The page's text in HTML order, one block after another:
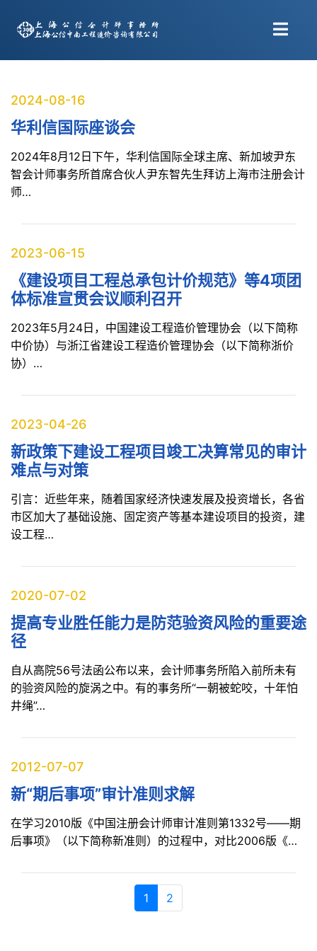
2024-08-16
华利信国际座谈会
2024年8月12日下午，华利信国际全球主席、新加坡尹东
智会计师事务所首席合伙人尹东智先生拜访上海市注册会计
师…
2023-06-15
《建设项目工程总承包计价规范》等4项团
体标准宣贯会议顺利召开
2023年5月24日，中国建设工程造价管理协会（以下简称
中价协）与浙江省建设工程造价管理协会（以下简称浙价
协）…
2023-04-26
新政策下建设工程项目竣工决算常见的审计
难点与对策
引言：近些年来，随着国家经济快速发展及投资增长，各省
市区加大了基础设施、固定资产等基本建设项目的投资，建
设工程…
2020-07-02
提高专业胜任能力是防范验资风险的重要途
径
自从高院56号法函公布以来，会计师事务所陷入前所未有
的验资风险的旋涡之中。有的事务所“一朝被蛇咬，十年怕
井绳”…
2012-07-07
新“期后事项”审计准则求解
在学习2010版《中国注册会计师审计准则第1332号——期
后事项》（以下简称新准则）的过程中，对比2006版《…
Current Page
1 2